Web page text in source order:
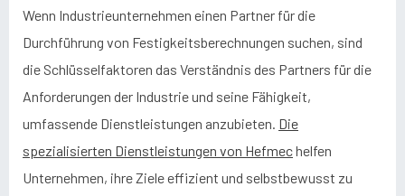
Wenn Industrieunternehmen einen Partner für die
Durchführung von Festigkeitsberechnungen suchen, sind
die Schlüsselfaktoren das Verständnis des Partners für die
Anforderungen der Industrie und seine Fähigkeit,
umfassende Dienstleistungen anzubieten. Die
spezialisierten Dienstleistungen von Hefmechelfen
Unternehmen, ihre Ziele effizient und selbstbewusst zu